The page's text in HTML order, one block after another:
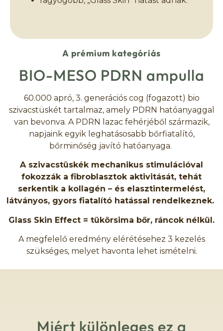
A prémium kategóriás
BIO-MESO PDRN ampulla
60.000 apró, 3. generációs cog (fogazott) bio
szivacstüskét tartalmaz, amely PDRN hatóanyaggal
van bevonva. A PDRN lazac fehérjéből származik,
napjaink egyik leghatásosabb bőrfiatalító,
bőrminőség javító hatóanyaga.
A szivacstüskék mechanikus stimulációval
fokozzák a fibroblasztok aktivitását, tehát
serkentik a kollagén – és elasztintermelést,
látványos, gyors fiatalító hatással rendelkeznek.
Glass Skin Effect = tükörsima bőr, ráncok nélkül.
A megfelelő eredmény elérétésehez 3 kezelés
szükséges, melyet havonta lehet ismételni.
Miért különleges ez a